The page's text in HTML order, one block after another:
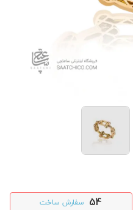
54 سفارش ساخت